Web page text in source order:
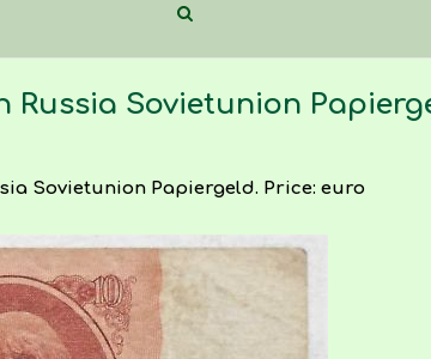
Russia Sovietunion
Sovietunion Papiergeld. Price: euro